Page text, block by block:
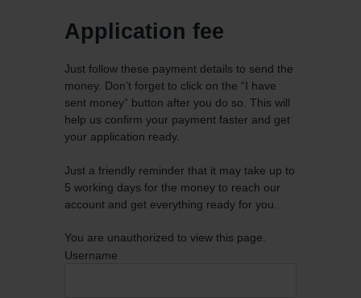
Application fee
Just follow these payment details to send the
money. Don’t forget to click on the “I have
sent money” button after you do so. This will
help us confirm your payment faster and get
your application ready.
Just a friendly reminder that it may take up to
5 working days for the money to reach our
account and get everything ready for you.
You are unauthorized to view this page.
Username